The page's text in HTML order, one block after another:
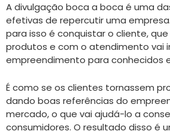
A divulgação boca a boca é uma
efetivas de repercutir uma
para isso é conquistar o cliente,
produtos e com o atendimento vai
empreendimento para conhecidos
É como se os clientes tornassem
dando boas referências do
mercado, o que vai ajudá-lo a
consumidores. O resultado disso é